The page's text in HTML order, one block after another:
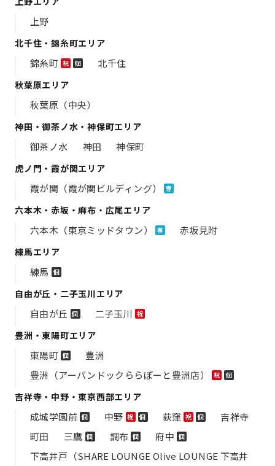
上野
北千住・錦糸町エリア
錦糸町 祝 個 北千住
秋葉原エリア
秋葉原（中央）
神田・御茶ノ水・神保町エリア
御茶ノ水 神田 神保町
虎ノ門・霞が関エリア
霞が関（霞が関ビルディング） 専
六本木・赤坂・麻布・広尾エリア
六本木（東京ミッドタウン） 専 赤坂見附
練馬エリア
練馬 個
自由が丘・二子玉川エリア
自由が丘 個 二子玉川 祝
豊洲・東陽町エリア
東陽町 個
豊洲
豊洲（アーバンドックららぽーと豊洲店）
祝 個
吉祥寺・中野・東京西部エリア
成城学園前 個 中野 祝 個 荻窪 祝 個
吉祥寺
町田
三鷹 個 調布 個 府中 個
下高井戸（SHARE LOUNGE Olive LOUNGE 下高井